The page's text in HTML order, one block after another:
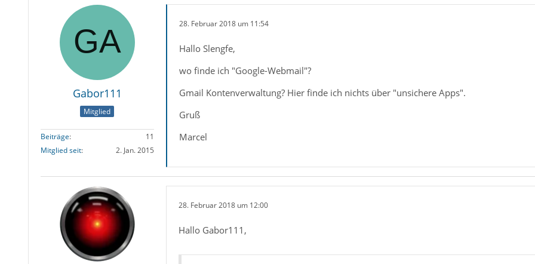
Gabor111
Mitglied
Beiträge
11
Mitglied seit
2. Jan. 2015
28. Februar 2018 um 11:54
Hallo Slengfe,
wo finde ich "Google-Webmail"?
Gmail Kontenverwaltung? Hier finde ich nichts über "unsichere Apps".
Gruß
Marcel
28. Februar 2018 um 12:00
Hallo Gabor111,